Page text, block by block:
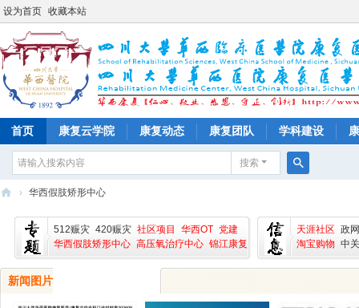
设为首页 收藏本站
首页 康复云学院 康复动态 康复团队 学科建设
搜索
学
› 华西假肢矫形中心
512赈灾 420赈灾 社区项目 华西OT 党建
华西假肢矫形中心 高压氧治疗中心 锦江康复
天涯社区 政网
淘宝购物 中关
新闻图片